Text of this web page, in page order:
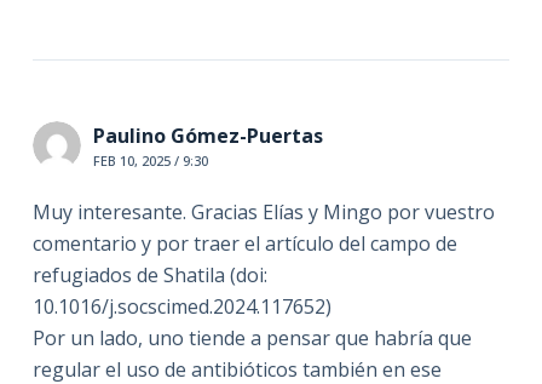
Paulino Gómez-Puertas
FEB 10, 2025 / 9:30
Muy interesante. Gracias Elías y Mingo por vuestro
comentario y por traer el artículo del campo de
refugiados de Shatila (doi:
10.1016/j.socscimed.2024.117652)
Por un lado, uno tiende a pensar que habría que
regular el uso de antibióticos también en ese